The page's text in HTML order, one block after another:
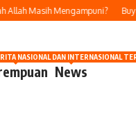
Masih Mengampuni?
INIKECANTIKAN WANITA
News
NASIONAL DAN INTERNASIONAL